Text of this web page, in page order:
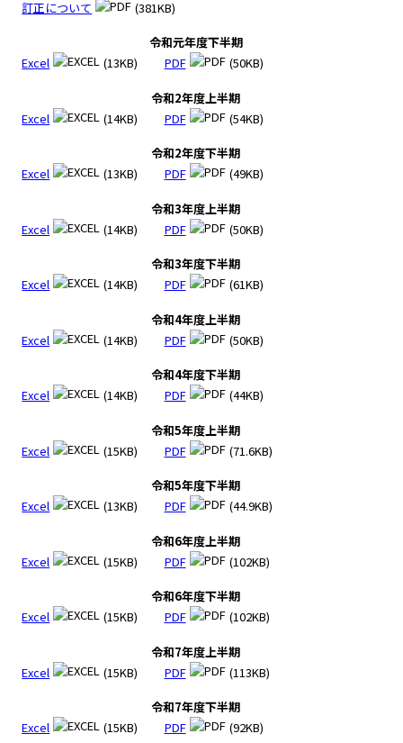
訂正について
(381KB)
令和元年度下半期
Excel
(13KB) PDF (50KB)
令和2年度上半期
Excel
(14KB) PDF (54KB)
令和2年度下半期
Excel
(13KB) PDF (49KB)
令和3年度上半期
Excel
(14KB) PDF (50KB)
令和3年度下半期
Excel
(14KB) PDF (61KB)
令和4年度上半期
Excel
(14KB) PDF (50KB)
令和4年度下半期
Excel
(14KB) PDF (44KB)
令和5年度上半期
Excel
(15KB) PDF (71.6KB)
令和5年度下半期
Excel
(13KB) PDF (44.9KB)
令和6年度上半期
Excel
(15KB) PDF (102KB)
令和6年度下半期
Excel
(15KB) PDF (102KB)
令和7年度上半期
Excel
(15KB) PDF (113KB)
令和7年度下半期
Excel
(15KB) PDF (92KB)